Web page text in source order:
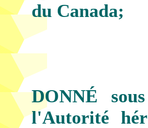
du Canada;
DONNÉ
l'Autorité